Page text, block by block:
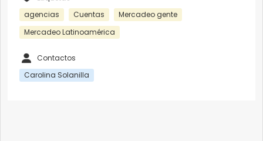
agencias
Cuentas
Mercadeo gente
Mercadeo Latinoamérica
Contactos
Carolina Solanilla